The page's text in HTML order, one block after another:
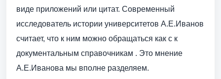
виде приложений или цитат. Современный
исследователь истории университетов А.Е.Иванов
считает, что к ним можно обращаться как с к
документальным справочникам . Это мнение
А.Е.Иванова мы вполне разделяем.